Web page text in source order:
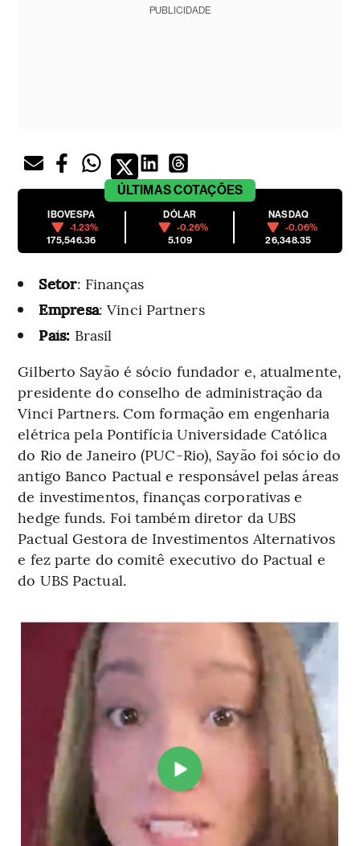
PUBLICIDADE
ÚLTIMASCOTAÇÕES
IBOVESPA
-1.23%
175,546.36
DÓLAR
-0.26%
5.109
NASDAQ
-0.06%
26,348.35
Setor: Finanças
Empresa: Vinci Partners
País: Brasil
Gilberto Sayão é sócio fundador e, atualmente,
presidente do conselho de administração da
Vinci Partners. Com formação em engenharia
elétrica pela Pontifícia Universidade Católica
do Rio de Janeiro (PUC-Rio), Sayão foi sócio do
antigo Banco Pactual e responsável pelas áreas
de investimentos, finanças corporativas e
hedge funds. Foi também diretor da UBS
Pactual Gestora de Investimentos Alternativos
e fez parte do comitê executivo do Pactual e
do UBS Pactual.